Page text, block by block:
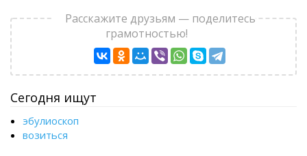
Расскажите друзьям — поделитесь
грамотностью!
Сегодня ищут
эбулиоскоп
возиться